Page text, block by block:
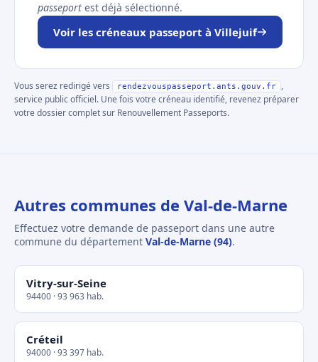
passeport est déjà sélectionné.
Voir les créneaux passeport à Villejuif
Vous serez redirigé vers rendezvouspasseport.ants.gouv.fr
,
service public officiel. Une fois votre créneau identifié, revenez préparer
votre dossier complet sur Renouvellement Passeports.
Autres communes de Val-de-Marne
Effectuez votre demande de passeport dans une autre
commune du département Val-de-Marne (94).
Vitry-sur-Seine
94400 · 93 963 hab.
Créteil
94000 · 93 397 hab.